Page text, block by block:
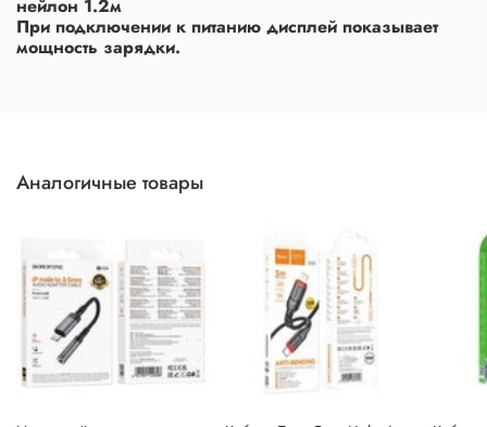
нейлон 1.2м
При подключении к питанию дисплей показывает
мощность зарядки.
Аналогичные товары